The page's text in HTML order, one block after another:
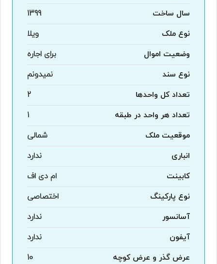
سال ساخت
1399
نوع ملک
ویلا
وضعیت اموال
برای اجاره
نوع سند
نمیدونم
تعداد کل واحدها
2
تعداد هر واحد در طبقه
1
موقعیت ملک
شمالی
انباری
ندارد
کابینت
ام دی اف
نوع پارکینگ
اختصاصی
آسانسور
ندارد
آیفون
ندارد
عرض گذر و عرض کوچه
10